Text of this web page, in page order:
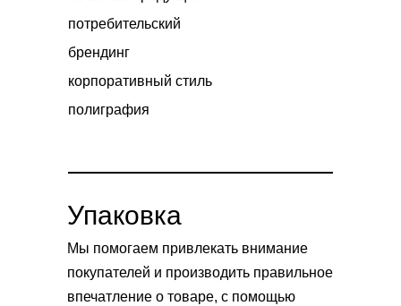
Упаковка
Мы помогаем привлекать внимание
покупателей и производить правильное
впечатление о товаре, с помощью
потребительский
брендинг
корпоративный стиль
полиграфия